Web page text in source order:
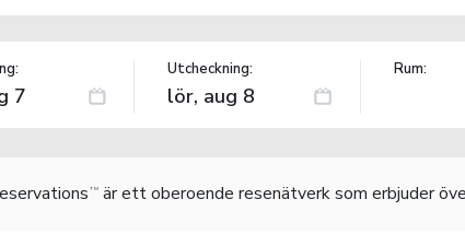
Utcheckning: Rum:
TM är ett oberoende resenätverk som erbjuder